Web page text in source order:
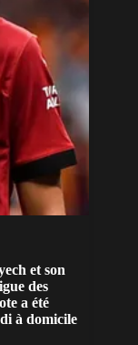
et son
des
a été
à domicile